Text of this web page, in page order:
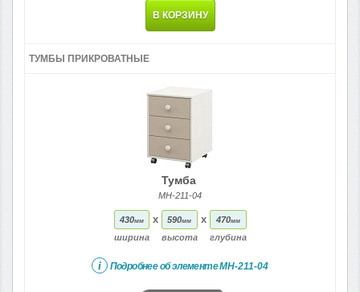
В КОРЗИНУ
ТУМБЫ ПРИКРОВАТНЫЕ
Тумба
МН-211-04
430мм
ширина
x 590мм
высота
x 470мм
глубина
i Подробнее об элементеМН-211-04